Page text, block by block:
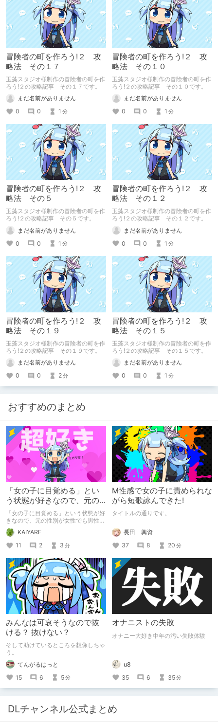
冒険者の町を作ろう!２ 攻
略法 その１７
玉藻スタジオ様制作の冒険者の町を作
ろう!２の攻略記事 その１７です。
まだ名前がありません
0
0 1 分
冒険者の町を作ろう!２ 攻
略法 その１０
玉藻スタジオ様制作の冒険者の町を作
ろう!２の攻略記事 その１０です。
まだ名前がありません
0
0 1 分
冒険者の町を作ろう!２ 攻
略法 その５
玉藻スタジオ様制作の冒険者の町を作
ろう!２の攻略記事 その５です。
まだ名前がありません
0
0 1 分
冒険者の町を作ろう!２ 攻
略法 その１２
玉藻スタジオ様制作の冒険者の町を作
ろう!２の攻略記事 その１２です。
まだ名前がありません
0
0 1 分
冒険者の町を作ろう!２ 攻
略法 その１９
玉藻スタジオ様制作の冒険者の町を作
ろう!２の攻略記事 その１９です。
まだ名前がありません
0
0 2分
冒険者の町を作ろう!２ 攻
略法 その１５
玉藻スタジオ様制作の冒険者の町を作
ろう!２の攻略記事 その１５です。
まだ名前がありません
0
0 1 分
おすすめのまとめ
「女の子に目覚める」とい
う状態が好きなので、元の
性別が女性でも男性でも問
題ない話
「女の子に目覚める」という状態が好
きなので、元の性別が女性でも男性で
も問題ない話
KAIYARE
11
2 3 分
M性感で女の子に責められな
がら短歌詠んできた!
タイトルの通りです。
長田 興資
37
8 20 分
みんなは可哀そうなので抜
ける？ 抜けない？
そして助けているところを想像しちゃ
う。
てんがるはっと
15
6 5分
オナニストの失敗
オナニー大好き中年の汚い失敗体験
u8
35
6 35分
DLチャンネル公式まとめ